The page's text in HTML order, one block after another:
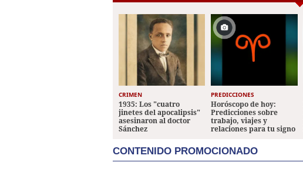
CRIMEN
1935: Los "cuatro
jinetes del apocalipsis"
asesinaron al doctor
Sánchez
PREDICCIONES
Horóscopo de hoy:
Predicciones sobre
trabajo, viajes y
relaciones para tu signo
CONTENIDO PROMOCIONADO